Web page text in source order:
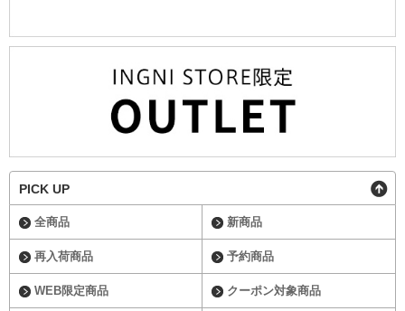
PICK UP
全商品 新商品
再入荷商品 予約商品
WEB限定商品 クーポン対象商品